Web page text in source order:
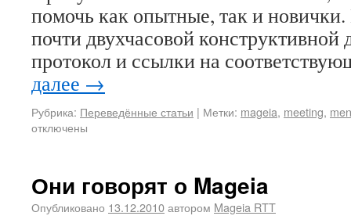
помочь как опытные, так и новички.
почти двухчасовой конструктивной
протокол и ссылки на
далее →
Рубрика: Переведённые статьи | Метки: mageia, meeting,
отключены
Они говорят о Mageia
Опубликовано 13.12.2010автором Mageia RTT